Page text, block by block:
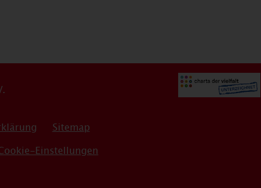
Sitemap
Einstellungen